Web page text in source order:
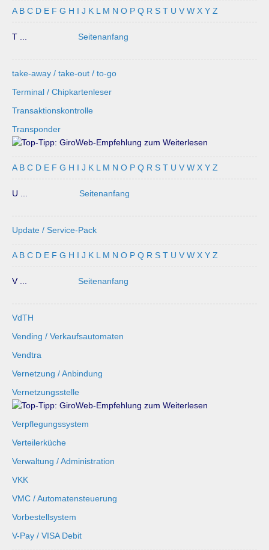
A B C D E F G H I J K L M N O P Q R S T U V W X Y Z
T ... Seitenanfang
take-away / take-out / to-go
Terminal / Chipkartenleser
Transaktionskontrolle
Transponder
A B C D E F G H I J K L M N O P Q R S T U V W X Y Z
U ... Seitenanfang
Update / Service-Pack
A B C D E F G H I J K L M N O P Q R S T U V W X Y Z
V ... Seitenanfang
VdTH
Vending / Verkaufsautomaten
Vendtra
Vernetzung / Anbindung
Vernetzungsstelle
Verpflegungssystem
Verteilerküche
Verwaltung / Administration
VKK
VMC / Automatensteuerung
Vorbestellsystem
V-Pay / VISA Debit